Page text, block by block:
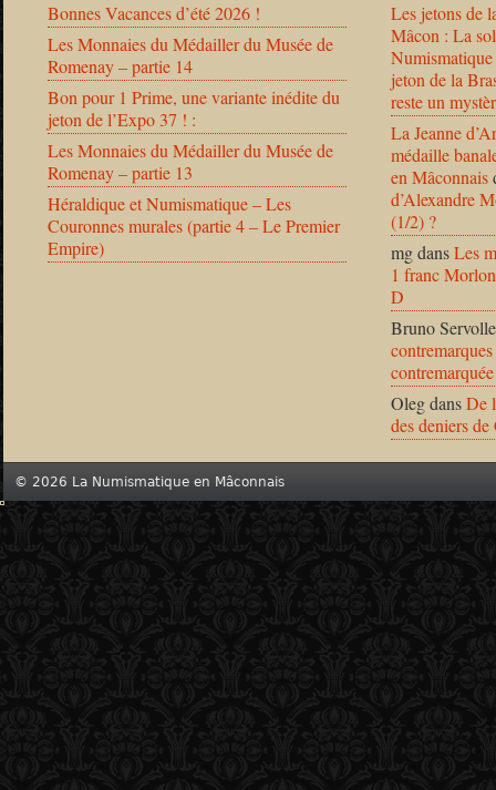
Bonnes Vacances d’été 2026 !
Les Monnaies du Médailler du Musée de
Romenay – partie 14
Bon pour 1 Prime, une variante inédite du
jeton de l’Expo 37 ! :
Les Monnaies du Médailler du Musée de
Romenay – partie 13
Héraldique et Numismatique – Les
Couronnes murales (partie 4 – Le Premier
Empire)
Les jetons de
Mâcon : La
jeton de la
reste un
La Jeanne
médaille
en Mâconnais
d’Alexandre
(1/2) ?
mgdansLes
1 franc
D
Bruno Servolle
OlegdansDe
des deniers
© 2026 La Numismatique en Mâconnais